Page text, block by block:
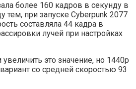
более 160 кадров в секунду в
при запуске Cyberpunk 2077
составляла 44 кадра в
лучей при настройках
это значение, но 1440p
со средней скоростью 93